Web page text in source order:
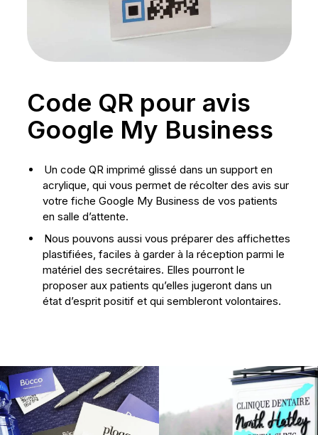
Code QR pour avis
Google My Business
Un code QR imprimé glissé dans un support en
acrylique, qui vous permet de récolter des avis sur
votre fiche Google My Business de vos patients
en salle d’attente.
Nous pouvons aussi vous préparer des affichettes
plastifiées, faciles à garder à la réception parmi le
matériel des secrétaires. Elles pourront le
proposer aux patients qu’elles jugeront dans un
état d’esprit positif et qui sembleront volontaires.